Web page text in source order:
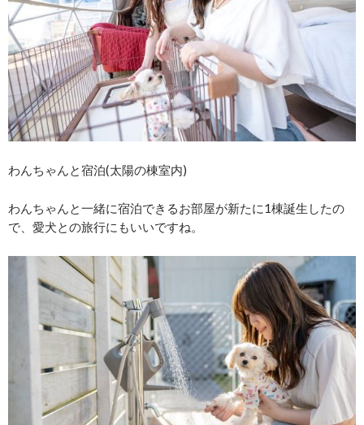
わんちゃんと宿泊(太陽の棟室内)
わんちゃんと一緒に宿泊できるお部屋が新たに1棟誕生したの
で、愛犬との旅行にもいいですね。